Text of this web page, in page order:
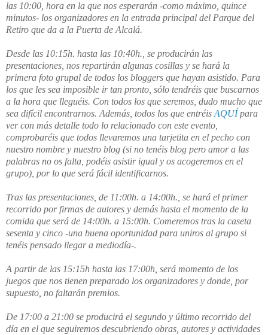
las 10:00, hora en la que nos esperarán -como máximo, quince
minutos- los organizadores en la entrada principal del Parque del
Retiro que da a la Puerta de Alcalá.
Desde las 10:15h. hasta las 10:40h., se producirán las
presentaciones, nos repartirán algunas cosillas y se hará la
primera foto grupal de todos los bloggers que hayan asistido. Para
los que les sea imposible ir tan pronto, sólo tendréis que buscarnos
a la hora que lleguéis. Con todos los que seremos, dudo mucho que
sea difícil encontrarnos. Además, todos los que entréis AQUÍpara
ver con más detalle todo lo relacionado con este evento,
comprobaréis que todos llevaremos una tarjetita en el pecho con
nuestro nombre y nuestro blog (si no tenéis blog pero amor a las
palabras no os falta, podéis asistir igual y os acogeremos en el
grupo), por lo que será fácil identificarnos.
Tras las presentaciones, de 11:00h. a 14:00h., se hará el primer
recorrido por firmas de autores y demás hasta el momento de la
comida que será de 14:00h. a 15:00h. Comeremos tras la caseta
sesenta y cinco -una buena oportunidad para uniros al grupo si
tenéis pensado llegar a mediodía-.
A partir de las 15:15h hasta las 17:00h, será momento de los
juegos que nos tienen preparado los organizadores y donde, por
supuesto, no faltarán premios.
De 17:00 a 21:00 se producirá el segundo y último recorrido del
día en el que seguiremos descubriendo obras, autores y actividades